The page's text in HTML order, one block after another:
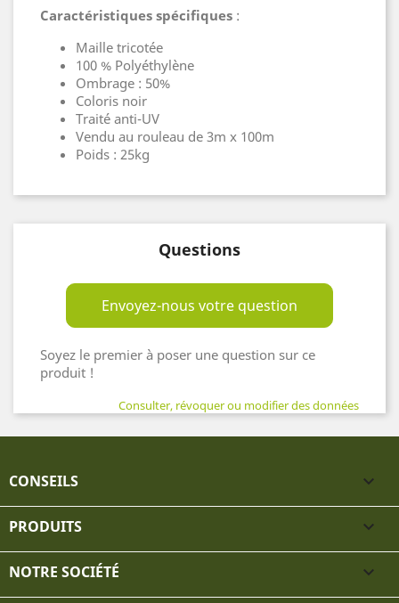
Caractéristiques spécifiques :
Maille tricotée
100 % Polyéthylène
Ombrage : 50%
Coloris noir
Traité anti-UV
Vendu au rouleau de 3m x 100m
Poids : 25kg
Questions
Envoyez-nous votre question
Soyez le premier à poser une question sur ce
produit !
Consulter, révoquer ou modifier des données
CONSEILS 
PRODUITS 
NOTRE SOCIÉTÉ 